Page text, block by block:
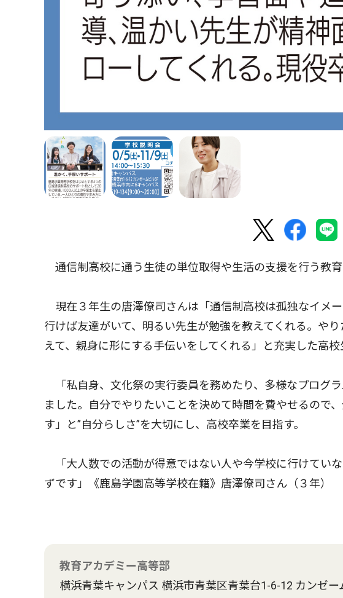
通信制高校に通う生徒の単位取得や生活の支援を行う教育
現在３年生の唐澤僚司さんは「通信制高校は孤独なイメ
行けば友達がいて、明るい先生が勉強を教えてくれる。や
えて、親身に形にする手伝いをしてくれる」と充実した高校
「私自身、文化祭の実行委員を務めたり、多様なプログ
ました。自分でやりたいことを決めて時間を費やせるので
す」と”自分らしさ”を大切にし、高校卒業を目指す。
「大人数での活動が得意ではない人や今学校に行けてい
ずです」《鹿島学園高等学校在籍》唐澤僚司さん（３年）
教育アカデミー高等部
横浜青葉キャンパス 横浜市青葉区青葉台1-6-12 カンゼー